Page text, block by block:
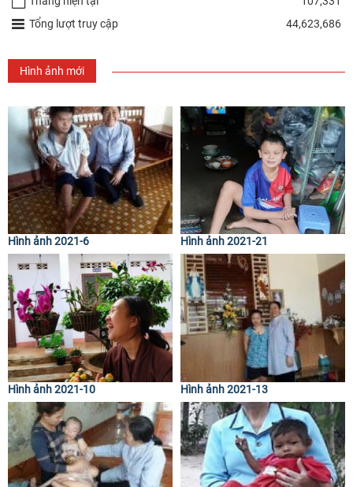
Tổng lượt truy cập
44,623,686
Hình ảnh mới
Hình ảnh 2021-6 Hình ảnh 2021-21
Hình ảnh 2021-10 Hình ảnh 2021-13